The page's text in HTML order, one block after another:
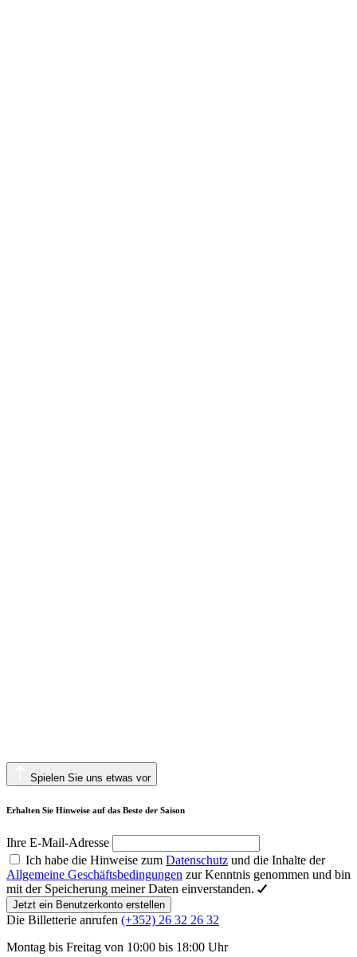
Spielen Sie uns etwas vor
Erhalten Sie Hinweise auf das Beste der Saison
Ihre E-Mail-Adresse
Ich habe die Hinweise zum Datenschutz und die Inhalte der
Allgemeine Geschäftsbedingungen zur Kenntnis genommen und bin
mit der Speicherung meiner Daten einverstanden.
Jetzt ein Benutzerkonto erstellen
Die Billetterie anrufen (+352) 26 32 26 32
Montag bis Freitag von 10:00 bis 18:00 Uhr